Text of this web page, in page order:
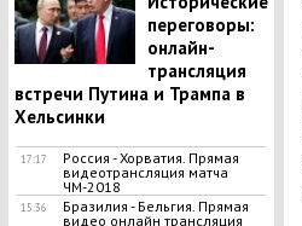
переговоры:
онлайн-
трансляция
встречи Путина и Трампа в
Хельсинки
17:17
Россия - Хорватия. Прямая
видеотрансляция матча
ЧМ-2018
15:36
Бразилия - Бельгия. Прямая
видео онлайн трансляция